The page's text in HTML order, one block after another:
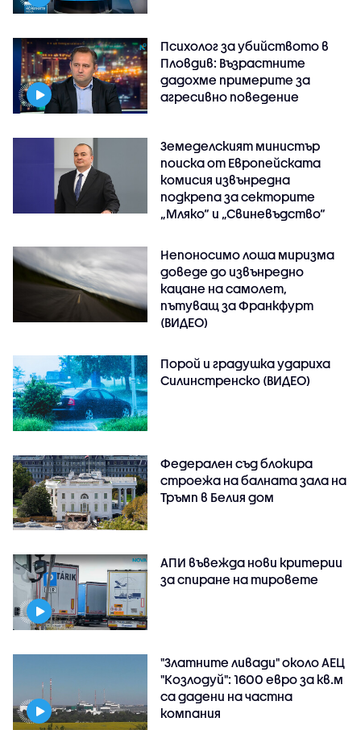
Психолог за убийството в
Пловдив: Възрастните
дадохме примерите за
агресивно поведение
Земеделският министър
поиска от Европейската
комисия извънредна
подкрепа за секторите
„Мляко“ и „Свиневъдство“
Непоносимо лоша миризма
доведе до извънредно
кацане на самолет,
пътуващ за Франкфурт
(ВИДЕО)
Порой и градушка удариха
Силинстренско (ВИДЕО)
Федерален съд блокира
строежа на балната зала на
Тръмп в Белия дом
АПИ въвежда нови критерии
за спиране на тировете
"Златните ливади" около АЕЦ
"Козлодуй": 1600 евро за кв.м
са дадени на частна
компания